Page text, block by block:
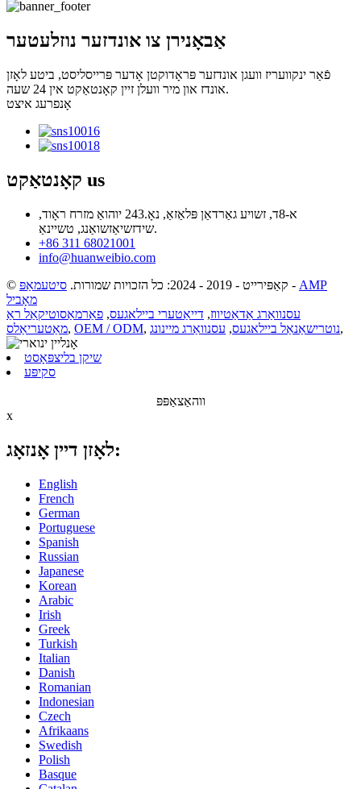
אַבאָנירן צו אונדזער נוזלעטער
פֿאַר ינקוועריז וועגן אונדזער פּראָדוקטן אָדער פּרייסליסט, ביטע לאָזן
אונדז און מיר וועלן זיין קאָנטאַקט אין 24 שעה.
אָנפרעג איצט
קאָנטאַקט us
א-8ד, זשויע גאַרדאַן פּלאַזאַ, נאָ.243 יוהואַ מזרח ראָוד,
שידזשיאַזשואַנג, טשיינאַ.
+86 311 68021001
info@huanweibio.com
© קאַפּירייט - 2019 - 2024: כל הזכויות שמורות.
סיטעמאַפּ - AMP
מאָביל
עסנוואַרג אַדאַטיווז, דייאַטערי ביילאגעס, פאַרמאַסוטיקאַל ראַ
מאַטעריאַלס, OEM / ODM, נוטרישאַנאַל ביילאגעס, עסנוואַרג מיינונג ,
שיקן בליצפּאָסט
סקיפּע
ווהאַצאַפּפּ
x
לאָזן דיין אָנזאָג:
English
French
German
Portuguese
Spanish
Russian
Japanese
Korean
Arabic
Irish
Greek
Turkish
Italian
Danish
Romanian
Indonesian
Czech
Afrikaans
Swedish
Polish
Basque